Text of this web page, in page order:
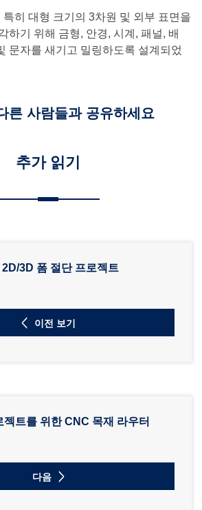
히 대형 크기의 3차원 및 외부 표면을
하기 위해 금형, 안경, 시계, 패널, 배
문자를 새기고 밀링하도록 설계되었
른 사람들과 공유하세요
추가 읽기
3D 폼 절단 프로젝트
이전 보기
젝트를 위한 CNC 목재 라우터
다음